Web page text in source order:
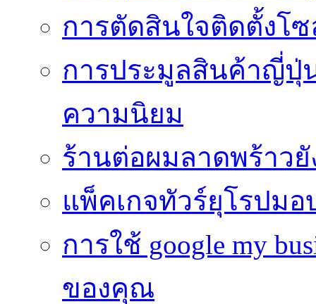
การตัดสินใจติดตั้งโซ
การประมูลสินค้าญี่ปุ่
ความนิยม
ร้านต่อผมลาดพร้าว
แพ็คเกจทัวร์ยุโรปม
การใช้ google my
ของคุณ